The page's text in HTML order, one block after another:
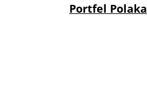
Portfel Polaka